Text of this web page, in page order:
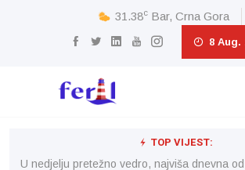
31.38c Bar, Crna Gora
8 Aug.
TOP VIJEST:
U nedjelju pretežno vedro, najviša dnevna